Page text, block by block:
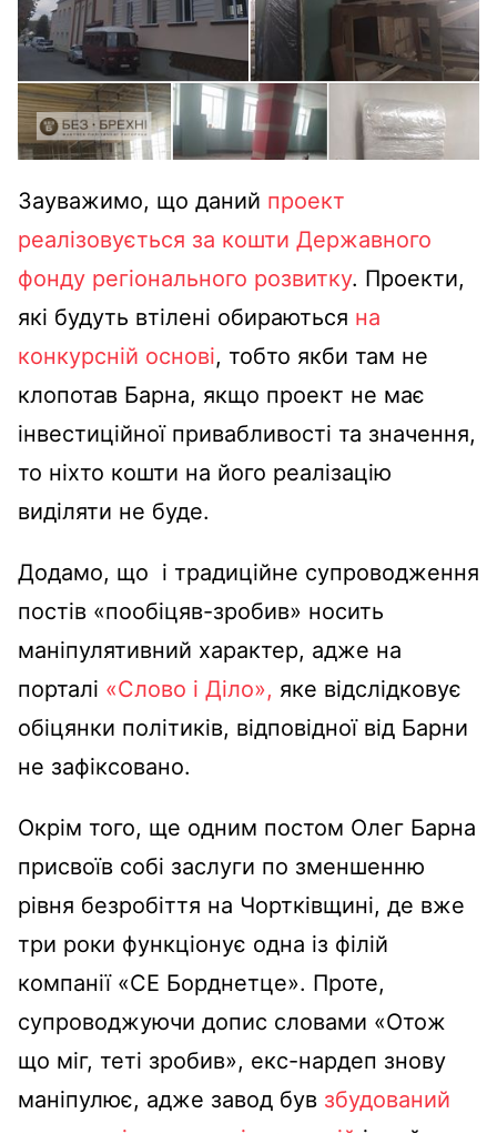
Зауважимо, що даний проект
реалізовується за кошти Державного
фонду регіонального розвитку. Проекти,
які будуть втілені обираються на
конкурсній основі, тобто якби там не
клопотав Барна, якщо проект не має
інвестиційної привабливості та значення,
то ніхто кошти на його реалізацію
виділяти не буде.
Додамо, що і традиційне супроводження
постів «пообіцяв-зробив» носить
маніпулятивний характер, адже на
порталі «Слово і Діло», яке відслідковує
обіцянки політиків, відповідної від Барни
не зафіксовано.
Окрім того, ще одним постом Олег Барна
присвоїв собі заслуги по зменшенню
рівня безробіття на Чортківщині, де вже
три роки функціонує одна із філій
компанії «СЕ Борднетце». Проте,
супроводжуючи допис словами «Отож
що міг, теті зробив», екс-нардеп знову
маніпулює, адже завод був збудований